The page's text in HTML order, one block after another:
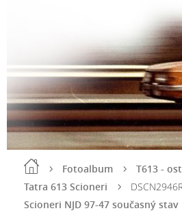
Fotoalbum
T613 -
Tatra 613 Scioneri
Scioneri NJD 97-47 současný stav